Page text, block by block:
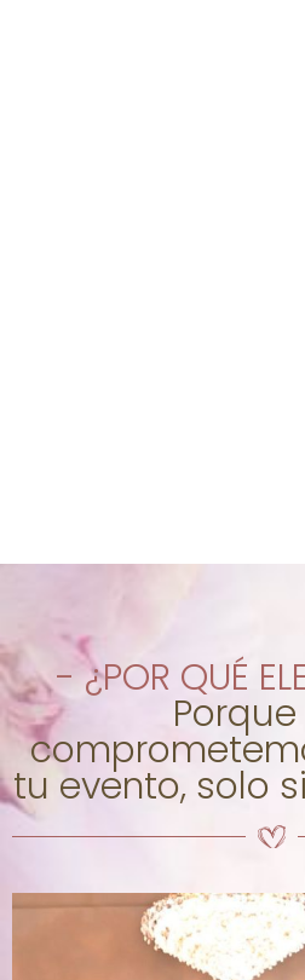
- ¿POR QUÉ
tu evento, solo